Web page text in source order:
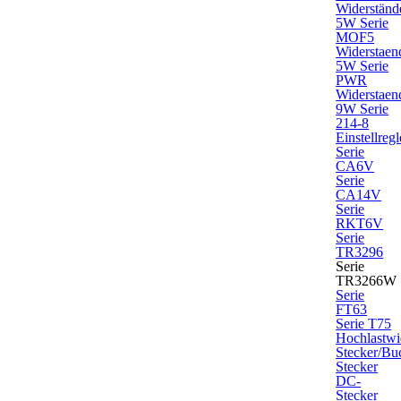
5W Serie
MOF5
5W Serie
PWR
9W Serie
214-8
Serie
CA6V
Serie
CA14V
Serie
RKT6V
Serie
TR3296
Serie
TR3266W
Serie
FT63
Serie T75
Stecker/
Stecker
DC-
Stecker